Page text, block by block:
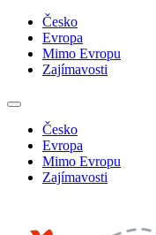
Česko
Evropa
Mimo Evropu
Zajímavosti
Česko
Evropa
Mimo Evropu
Zajímavosti